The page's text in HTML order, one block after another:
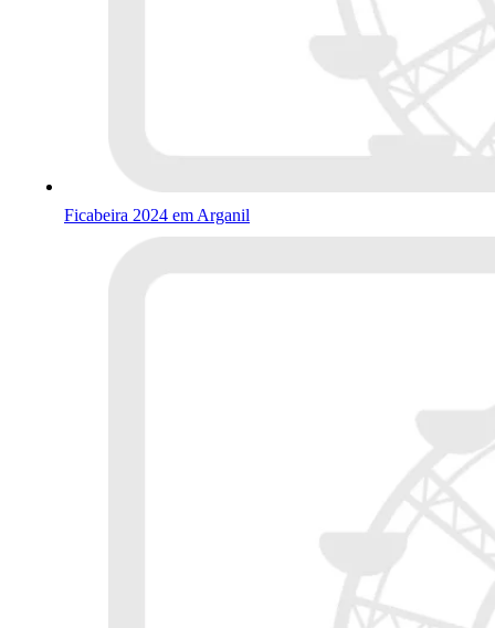
Ficabeira 2024 em Arganil